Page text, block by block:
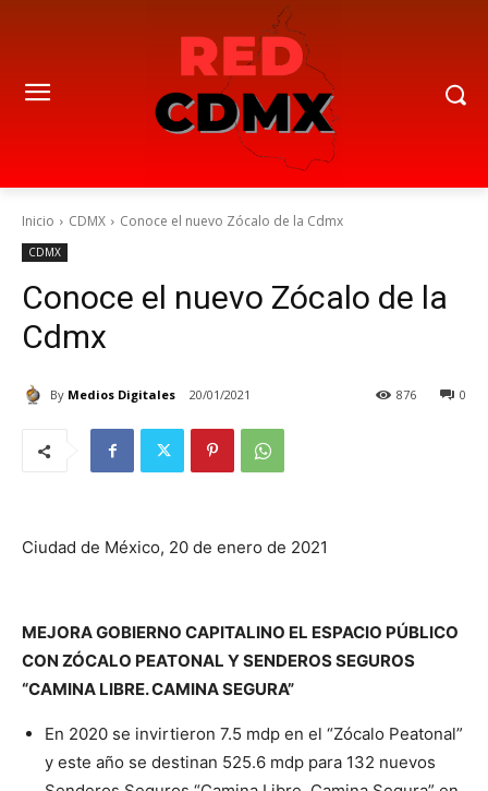
Inicio CDMX Conoce el nuevo Zócalo de la Cdmx
CDMX
Conoce el nuevo Zócalo de la
Cdmx
By Medios Digitales 20/01/2021 0
876
Ciudad de México, 20 de enero de 2021
MEJORA GOBIERNO CAPITALINO EL ESPACIO PÚBLICO
CON ZÓCALO PEATONAL Y SENDEROS SEGUROS
“CAMINA LIBRE. CAMINA SEGURA”
En 2020 se invirtieron 7.5 mdp en el “Zócalo Peatonal”
y este año se destinan 525.6 mdp para 132 nuevos